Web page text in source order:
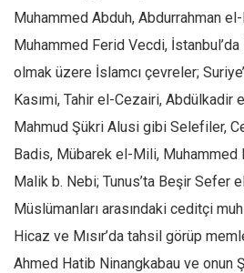
Yusuf Armağan
Hasanali Yıldırım
Leyla Şerif Emin
Selçuk Türkyılmaz
Abir E. Nahas
Amina S. Jenenkovic
Bağdagül Öz
Esra Elönü
Muhammed Abduh, Abdurrahman
Muhammed Ferid Vecdi,
olmak üzere İslamcı çevreler;
Kasımi, Tahir el-Cezairi, Abdülkadir
Mahmud Şükri Alusi gibi Selefiler,
Badis, Mübarek el-Mili, Muhammed
Malik b. Nebi; Tunus’ta Beşir Sefer
Müslümanları arasındaki ceditçi
Hicaz ve Mısır’da tahsil görüp
Ahmed Hatib Ninangkabau ve onun